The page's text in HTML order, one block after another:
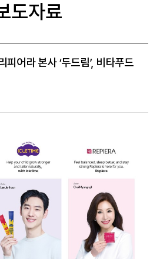
도자료
피어라 본사 ‘두드림’, 비타푸드